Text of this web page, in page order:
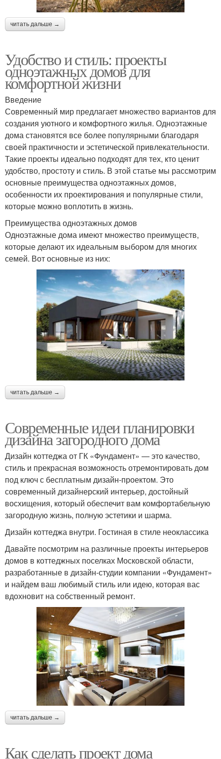
читать дальше →
Удобство и стиль: проекты
одноэтажных домов для
комфортной жизни
Введение
Современный мир предлагает множество вариантов для
создания уютного и комфортного жилья. Одноэтажные
дома становятся все более популярными благодаря
своей практичности и эстетической привлекательности.
Такие проекты идеально подходят для тех, кто ценит
удобство, простоту и стиль. В этой статье мы рассмотрим
основные преимущества одноэтажных домов,
особенности их проектирования и популярные стили,
которые можно воплотить в жизнь.
Преимущества одноэтажных домов
Одноэтажные дома имеют множество преимуществ,
которые делают их идеальным выбором для многих
семей. Вот основные из них:
читать дальше →
Современные идеи планировки
дизайна загородного дома
Дизайн коттеджа от ГК «Фундамент» — это качество,
стиль и прекрасная возможность отремонтировать дом
под ключ с бесплатным дизайн-проектом. Это
современный дизайнерский интерьер, достойный
восхищения, который обеспечит вам комфортабельную
загородную жизнь, полную эстетики и шарма.
Дизайн коттеджа внутри. Гостиная в стиле неоклассика
Давайте посмотрим на различные проекты интерьеров
домов в коттеджных поселках Московской области,
разработанные в дизайн-студии компании «Фундамент»
и найдем ваш любимый стиль или идею, которая вас
вдохновит на собственный ремонт.
читать дальше →
Как сделать проект дома